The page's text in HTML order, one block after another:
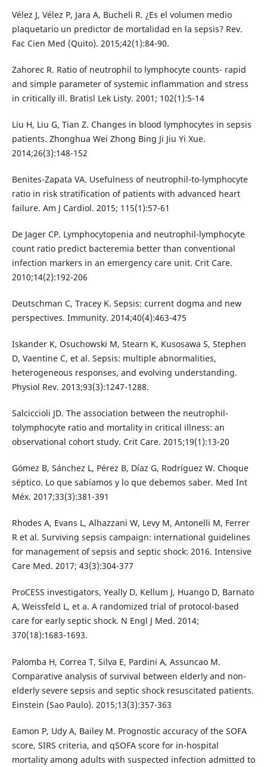
Vélez J, Vélez P, Jara A, Bucheli R. ¿Es el volumen medio
plaquetario un predictor de mortalidad en la sepsis? Rev.
Fac Cien Med (Quito). 2015;42(1):84-90.
Zahorec R. Ratio of neutrophil to lymphocyte counts- rapid
and simple parameter of systemic inflammation and stress
in critically ill. Bratisl Lek Listy. 2001; 102(1):5-14
Liu H, Liu G, Tian Z. Changes in blood lymphocytes in sepsis
patients. Zhonghua Wei Zhong Bing Ji Jiu Yi Xue.
2014;26(3):148-152
Benites-Zapata VA. Usefulness of neutrophil-to-lymphocyte
ratio in risk stratification of patients with advanced heart
failure. Am J Cardiol. 2015; 115(1):57-61
De Jager CP. Lymphocytopenia and neutrophil-lymphocyte
count ratio predict bacteremia better than conventional
infection markers in an emergency care unit. Crit Care.
2010;14(2):192-206
Deutschman C, Tracey K. Sepsis: current dogma and new
perspectives. Immunity. 2014;40(4):463-475
Iskander K, Osuchowski M, Stearn K, Kusosawa S, Stephen
D, Vaentine C, et al. Sepsis: multiple abnormalities,
heterogeneous responses, and evolving understanding.
Physiol Rev. 2013;93(3):1247-1288.
Salciccioli JD. The association between the neutrophil-
tolymphocyte ratio and mortality in critical illness: an
observational cohort study. Crit Care. 2015;19(1):13-20
Gómez B, Sánchez L, Pérez B, Díaz G, Rodríguez W. Choque
séptico. Lo que sabíamos y lo que debemos saber. Med Int
Méx. 2017;33(3):381-391
Rhodes A, Evans L, Alhazzani W, Levy M, Antonelli M, Ferrer
R et al. Surviving sepsis campaign: international guidelines
for management of sepsis and septic shock: 2016. Intensive
Care Med. 2017; 43(3):304-377
ProCESS investigators, Yeally D, Kellum J, Huango D, Barnato
A, Weissfeld L, et a. A randomized trial of protocol-based
care for early septic shock. N Engl J Med. 2014;
370(18):1683-1693.
Palomba H, Correa T, Silva E, Pardini A, Assuncao M.
Comparative analysis of survival between elderly and non-
elderly severe sepsis and septic shock resuscitated patients.
Einstein (Sao Paulo). 2015;13(3):357-363
Eamon P, Udy A, Bailey M. Prognostic accuracy of the SOFA
score, SIRS criteria, and qSOFA score for in-hospital
mortality among adults with suspected infection admitted to